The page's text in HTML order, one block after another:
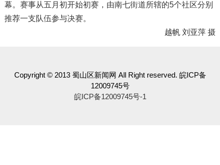
幕。赛事从五月初开始初赛，由南七街道所辖的5个社区分别
推荐一支队伍参与决赛。
越帆 刘亚萍 摄
Copyright © 2013 蜀山区新闻网 All Right reserved. 皖ICP备
12009745号
皖ICP备12009745号-1